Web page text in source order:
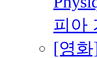
피아
[영화